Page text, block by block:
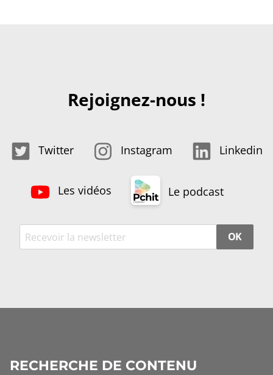
Rejoignez-nous !
Twitter Instagram Linkedin
Les vidéos Le podcast
OK
RECHERCHE DE CONTENU